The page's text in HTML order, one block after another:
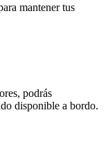
mantener tus
podrás
disponible a bordo.